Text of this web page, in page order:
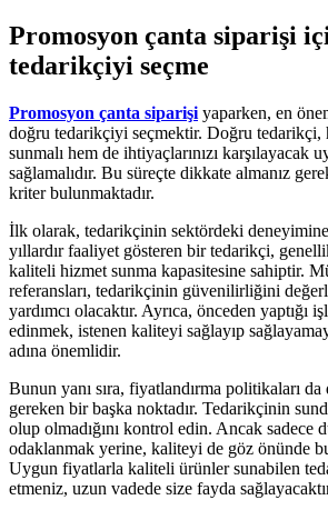
Promosyon çanta siparişi
tedarikçiyi seçme
Promosyon çanta siparişi yaparken, en
doğru tedarikçiyi seçmektir. Doğru tedarikçi,
sunmalı hem de ihtiyaçlarınızı karşılayacak
sağlamalıdır. Bu süreçte dikkate almanız
kriter bulunmaktadır.
İlk olarak, tedarikçinin sektördeki deneyimine
yıllardır faaliyet gösteren bir tedarikçi,
kaliteli hizmet sunma kapasitesine sahiptir.
referansları, tedarikçinin güvenilirliğini
yardımcı olacaktır. Ayrıca, önceden yaptığı
edinmek, istenen kaliteyi sağlayıp
adına önemlidir.
Bunun yanı sıra, fiyatlandırma politikaları
gereken bir başka noktadır. Tedarikçinin
olup olmadığını kontrol edin. Ancak sadece
odaklanmak yerine, kaliteyi de göz önünde
Uygun fiyatlarla kaliteli ürünler sunabilen
etmeniz, uzun vadede size fayda